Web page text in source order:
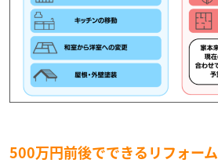
500万円前後でできるリフォーム